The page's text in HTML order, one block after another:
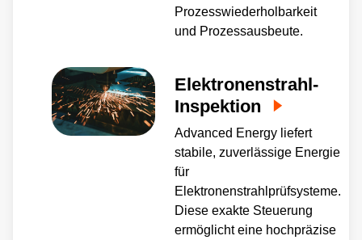
Prozesswiederholbarkeit
und Prozessausbeute.
Elektronenstrahl-
Inspektion
Advanced Energy liefert
stabile, zuverlässige Energie
für
Elektronenstrahlprüfsysteme.
Diese exakte Steuerung
ermöglicht eine hochpräzise